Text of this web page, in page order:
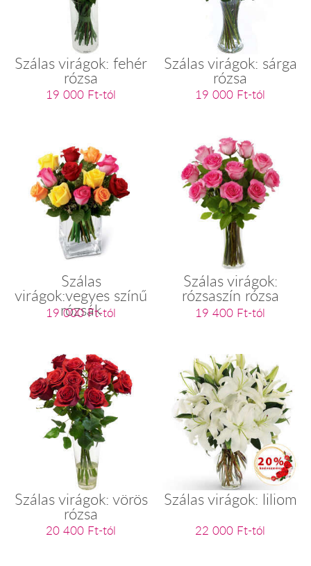
Szálas virágok: fehér
rózsa
19 000 Ft-tól
Szálas virágok: sárga
rózsa
19 000 Ft-tól
Szálas
virágok:vegyes színű
rózsák
19 000 Ft-tól
Szálas virágok:
rózsaszín rózsa
19 400 Ft-tól
Szálas virágok: vörös
rózsa
20 400 Ft-tól
Szálas virágok: liliom
22 000 Ft-tól